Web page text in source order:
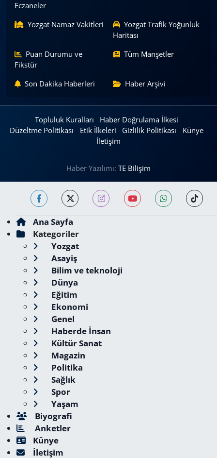
Eczaneler
Yozgat Namaz Vakitleri
Yozgat Trafik Yoğunluk
Haritası
Puan Durumu ve
Fikstür
Tüm Manşetler
Son Dakika Haberleri Haber Arşivi
Topluluk Kuralları
Haber Doğrulama İlkesi
Düzeltme Politikası
Etik İlkeleri Gizlilik Politikası
Künye
İletişim
Haber Yazılımı: TE Bilişim
Ana Sayfa
Kategoriler
Yozgat
Asayiş
Bilim ve teknoloji
Dünya
Eğitim
Ekonomi
Genel
Haberde İnsan
Kültür Sanat
Magazin
Politika
Sağlık
Spor
Yaşam
Biyografi
Anketler
Künye
İletişim